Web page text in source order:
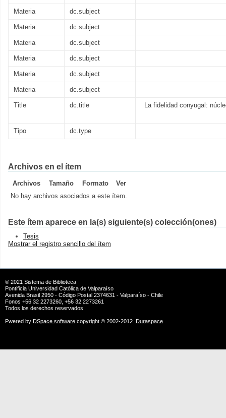
Materia dc.subject
Materia dc.subject
Materia dc.subject
Materia dc.subject
Materia dc.subject
Materia dc.subject
Title dc.title La fidelidad conyugal:
Tipo dc.type
Archivos en el ítem
Archivos Tamaño Formato
Ver
No hay archivos asociados a este ítem.
Este ítem aparece en la(s) siguiente(s) colección(ones)
Tesis
Mostrar el registro sencillo del ítem
® 2021 Sistema de Biblioteca
Pontificia Universidad Católica de Valparaíso
Avenida Brasil 2950 - Código Postal 2374631 - Valparaíso - Chile
Fonos +56 32 2273260, +56 32 2273261
Todos los derechos reservados
Pwered by DSpace software copyright © 2002-2012 Duraspace